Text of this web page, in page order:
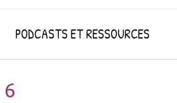
PODCASTS ET RESSOURCES
6